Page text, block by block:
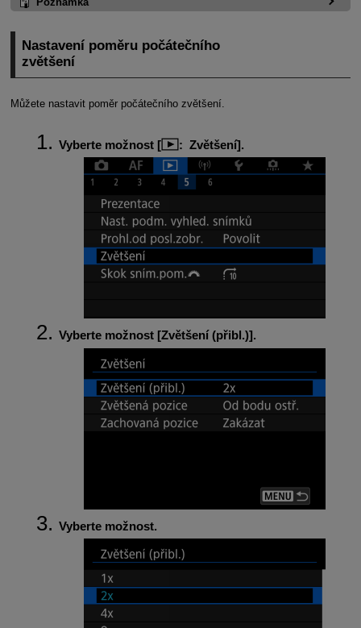
Nastavení poměru počátečního
zvětšení
Můžete nastavit poměr počátečního zvětšení.
Vyberte možnost [ : Zvětšení].
Vyberte možnost [Zvětšení (přibl.)].
Vyberte možnost.